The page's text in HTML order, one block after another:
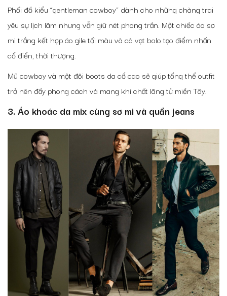
Phối đồ kiểu “gentleman cowboy” dành cho những chàng trai
yêu sự lịch lãm nhưng vẫn giữ nét phong trần. Một chiếc áo sơ
mi trắng kết hợp áo gile tối màu và cà vạt bolo tạo điểm nhấn
cổ điển, thời thượng.
Mũ cowboy và một đôi boots da cổ cao sẽ giúp tổng thể outfit
trở nên đầy phong cách và mang khí chất lãng tử miền Tây.
3. Áo khoác da mix cùng sơ mi và quần jeans